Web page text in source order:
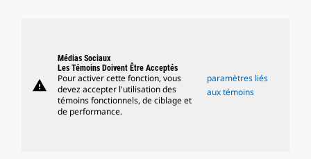
warning
Médias Sociaux
Les Témoins Doivent Être Acceptés
Pour activer cette fonction, vous
devez accepter l'utilisation des
témoins fonctionnels, de ciblage et
de performance.
paramètres liés
aux témoins